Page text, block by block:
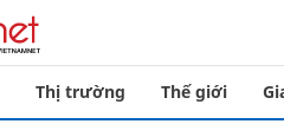
Thị trường Thế giới